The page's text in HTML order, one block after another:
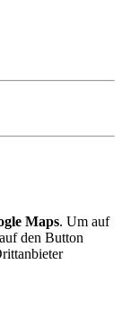
Maps. Um auf
den Button